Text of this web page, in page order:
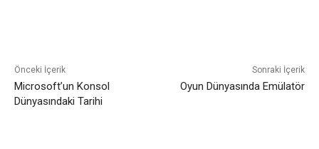
Önceki İçerik
Microsoft’un Konsol
Dünyasındaki Tarihi
Sonraki İçerik
Oyun Dünyasında Emülatör